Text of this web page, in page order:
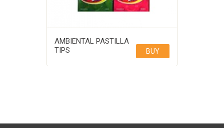
AMBIENTAL PASTILLA
TIPS
BUY